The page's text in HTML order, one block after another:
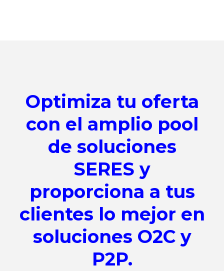
Optimiza tu oferta
con el amplio pool
de soluciones
SERES y
proporciona a tus
clientes lo mejor en
soluciones O2C y
P2P.